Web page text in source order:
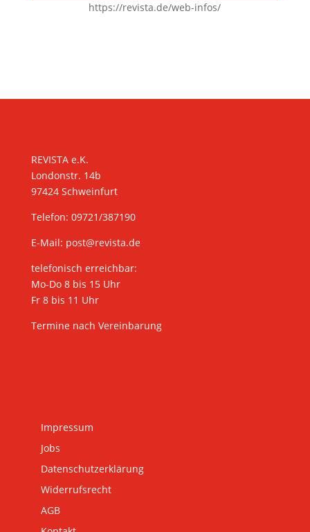
https://revista.de/web-infos/
REVISTA e.K.
Londonstr. 14b
97424 Schweinfurt
Telefon: 09721/387190
E-Mail: post@revista.de
telefonisch erreichbar:
Mo-Do 8 bis 15 Uhr
Fr 8 bis 11 Uhr
Termine nach Vereinbarung
Impressum
Jobs
Datenschutzerklärung
Widerrufsrecht
AGB